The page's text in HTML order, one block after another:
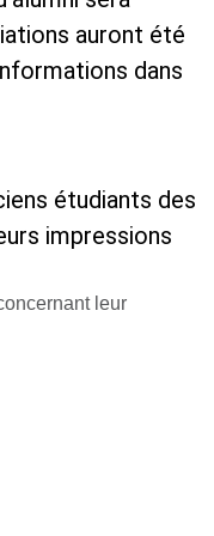
auront été
dans
étudiants des
impressions
leur